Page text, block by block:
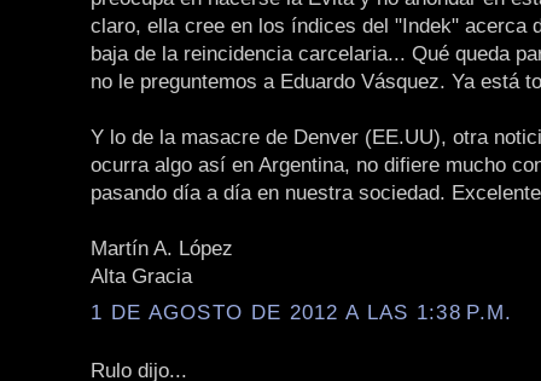
claro, ella cree en los índices del "Indek" acerca
baja de la reincidencia carcelaria... Qué queda
no le preguntemos a Eduardo Vásquez. Ya está
Y lo de la masacre de Denver (EE.UU), otra
ocurra algo así en Argentina, no difiere mucho
pasando día a día en nuestra sociedad.
Martín A. López
Alta Gracia
1 DE AGOSTO DE 2012 A LAS 1:38 P.M.
Rulo dijo...